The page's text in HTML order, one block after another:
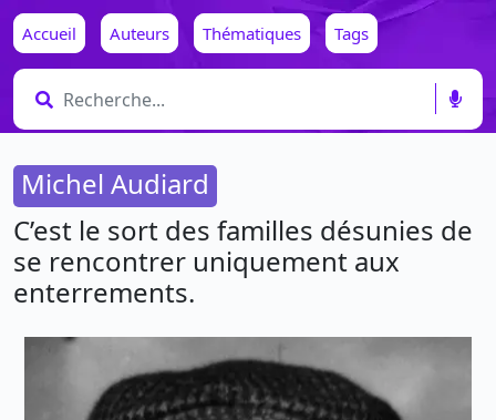
Accueil Auteurs Thématiques Tags
Michel Audiard
C’est le sort des familles désunies de
se rencontrer uniquement aux
enterrements.